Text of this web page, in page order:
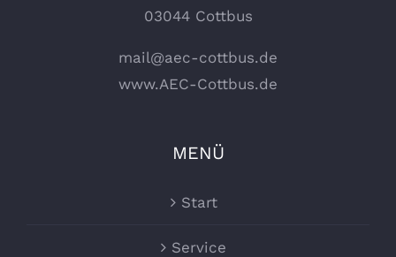
03044 Cottbus
mail@aec-cottbus.de
www.AEC-Cottbus.de
MENÜ
Start
Service